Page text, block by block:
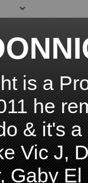
is a
he
& it's
Vic J,
Gaby